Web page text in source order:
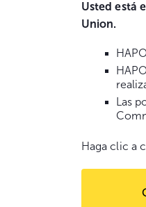
Usted está
Union.
Las
Haga clic a